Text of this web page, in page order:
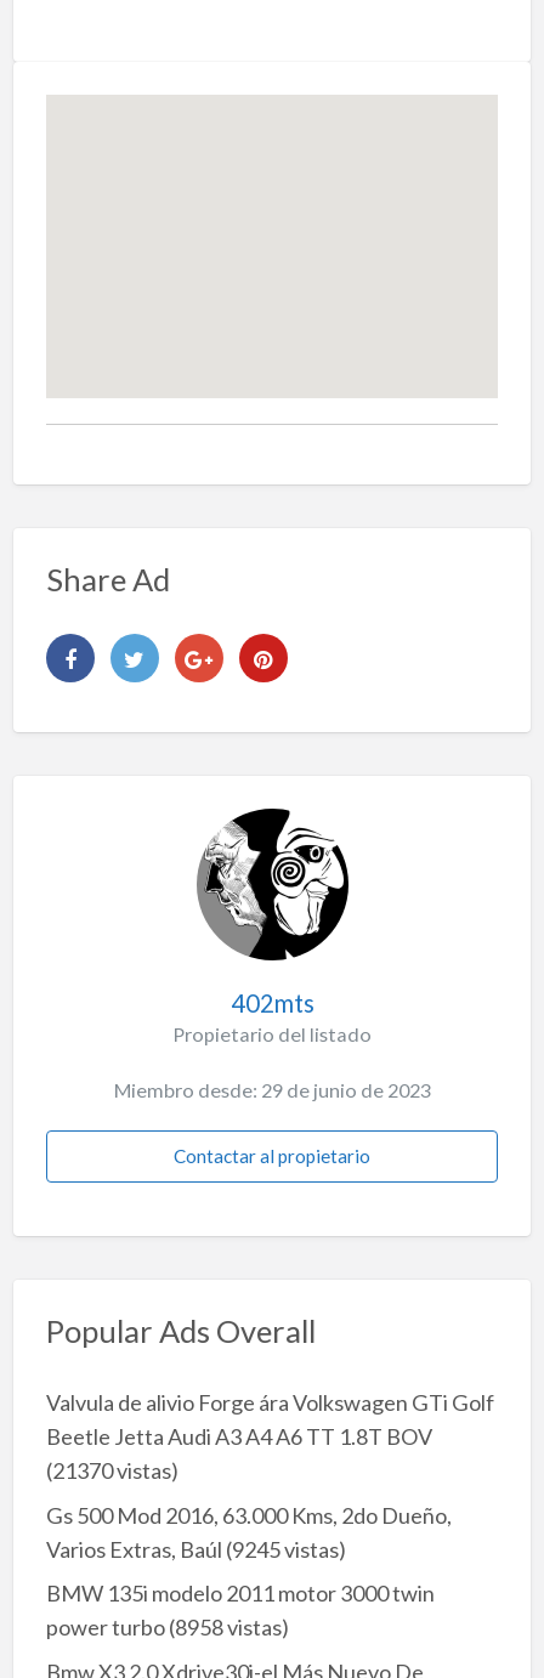
Share Ad
402mts
Propietario del listado
Miembro desde: 29 de junio de 2023
Contactar al propietario
Popular Ads Overall
Valvula de alivio Forge ára Volkswagen GTi Golf
Beetle Jetta Audi A3 A4 A6 TT 1.8T BOV
(21370 vistas)
Gs 500 Mod 2016, 63.000 Kms, 2do Dueño,
Varios Extras, Baúl (9245 vistas)
BMW 135i modelo 2011 motor 3000 twin
power turbo(8958 vistas)
Bmw X3 2.0 Xdrive30i-el Más Nuevo De